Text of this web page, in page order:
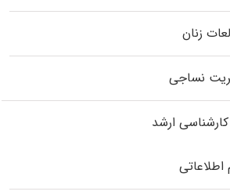
زنان
نساجی
ارشد